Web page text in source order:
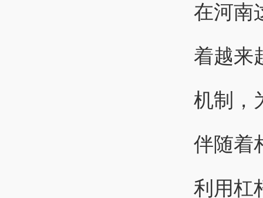
在河南
着越来
机制，
伴随着
利用杠